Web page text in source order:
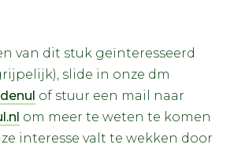
van dit stuk geïnteresseerd
slide in onze dm
of stuur een mail naar
om meer te weten te komen
interesse valt te wekken door